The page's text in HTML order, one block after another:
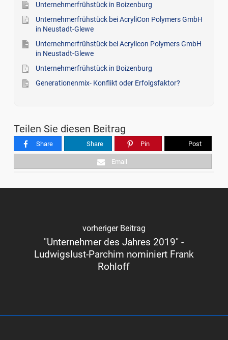
Unternehmerfrühstück in Boizenburg
Unternehmerfrühstück bei AcryliCon Polymers GmbH
in Neustadt-Glewe
Unternehmerfrühstück bei Acrylicon Polymers GmbH
in Neustadt-Glewe
Unternehmerfrühstück in Boizenburg
Generationenmix- Konflikt oder Erfolgsfaktor?
Teilen Sie diesen Beitrag
Share Share Pin Post
Email
vorheriger Beitrag
"Unternehmer des Jahres 2019" -
Ludwigslust-Parchim nominiert Frank
Rohloff